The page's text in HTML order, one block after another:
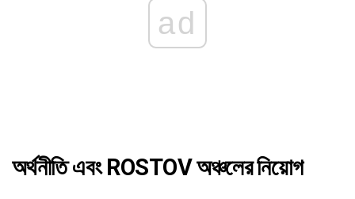
ad
অর্থনীতি এবং ROSTOV অঞ্চলের নিয়োগ